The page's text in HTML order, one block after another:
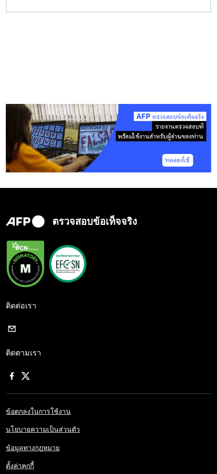
ตรวจสอบข้อเท็จจริง
ติดต่อเรา
ติดตามเรา
ข้อตกลงในการใช้งาน
นโยบายความเป็นส่วนตัว
ข้อมูลทางกฎหมาย
ตั้งค่าคุกกี้